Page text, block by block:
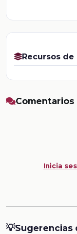
Recursos
Comentarios
Inicia
💡Sugerencias